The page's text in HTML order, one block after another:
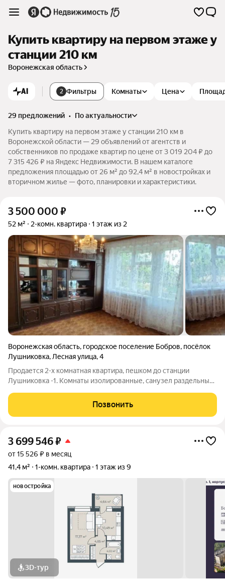
Купить квартиру на первом этаже у
станции 210 км
Воронежская область
AI 2 Фильтры Комнаты Цена
29 предложений •
по актуальности
Купить квартиру на первом этаже у станции 210 км в
Воронежской области — 29 объявлений от агентств и
собственников по продаже квартир по цене от 3 019 204 ₽ до
7 315 426 ₽ на Яндекс Недвижимости. В нашем каталоге
предложения площадью от 26 м² до 92,4 м² в новостройках и
вторичном жилье — фото, планировки и характеристики.
3 500 000 ₽
52 м² 2-комн. квартира 1 этаж из 2
Воронежская область, городское поселение Бобров, посёлок
Лушниковка, Лесная улица,4
Продается 2-х комнатная квартира, пешком до станции
Лушниковка -1. Комнаты изолированные, санузел раздельный.
.Есть кладовка и небольшой огород. Полная сумма в
договоре.Собственник 1 взрослый,
Позвонить
3 699 546₽
от 15 526 ₽ в месяц
41,4 м²
1-комн. квартира 1 этаж из 9
новостройка
3D-тур